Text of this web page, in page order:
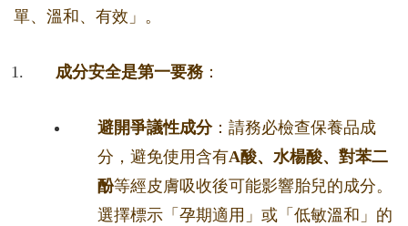
單、溫和、有效」。
成分安全是第一要務：
避開爭議性成分：請務必檢查保養品成
分，避免使用含有A酸、水楊酸、對苯二
酚等經皮膚吸收後可能影響胎兒的成分。
選擇標示「孕期適用」或「低敏溫和」的